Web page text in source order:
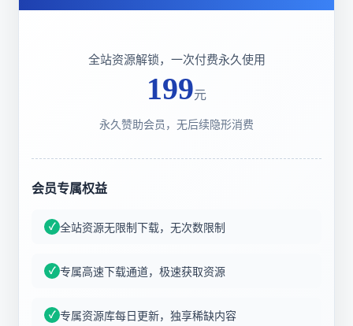
全站资源解锁，一次付费永久使用
199元
永久赞助会员，无后续隐形消费
会员专属权益
全站资源无限制下载，无次数限制
专属高速下载通道，极速获取资源
专属资源库每日更新，独享稀缺内容